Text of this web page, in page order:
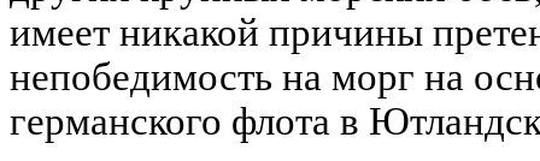
имеет никакой причины
непобедимость на морг на
германского флота в